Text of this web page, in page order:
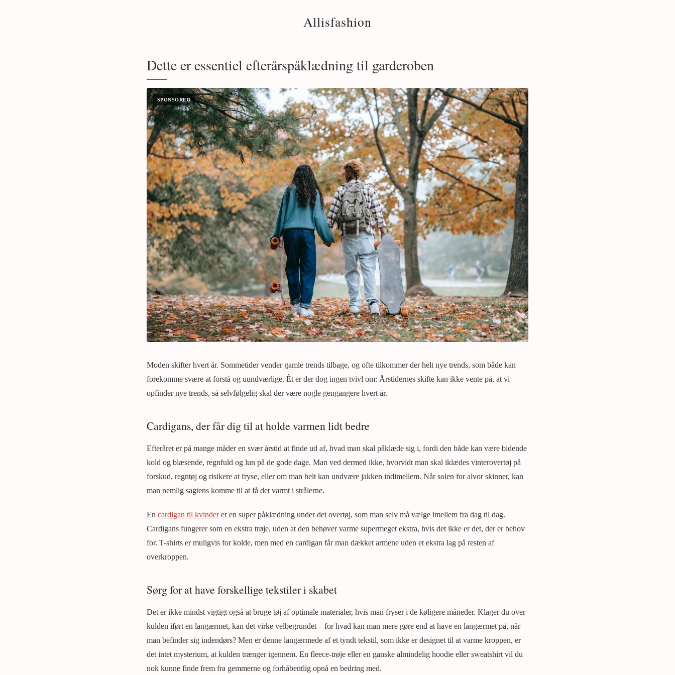
Allisfashion
Dette er essentiel efterårspåklædning til garderoben
Moden skifter hvert år. Sommetider vender gamle trends tilbage, og ofte tilkommer der helt nye trends, som både kan
forekomme svære at forstå og uundværlige. Èt er der dog ingen tvivl om: Årstidernes skifte kan ikke vente på, at vi
opfinder nye trends, så selvfølgelig skal der være nogle gengangere hvert år.
Cardigans, der får dig til at holde varmen lidt bedre
Efteråret er på mange måder en svær årstid at finde ud af, hvad man skal påklæde sig i, fordi den både kan være bidende
kold og blæsende, regnfuld og lun på de gode dage. Man ved dermed ikke, hvorvidt man skal iklædes vinterovertøj på
forskud, regntøj og risikere at fryse, eller om man helt kan undvære jakken indimellem. Når solen for alvor skinner, kan
man nemlig sagtens komme til at få det varmt i strålerne.
En cardigan til kvinderer en super påklædning under det overtøj, som man selv må vælge imellem fra dag til dag.
Cardigans fungerer som en ekstra trøje, uden at den behøver varme supermeget ekstra, hvis det ikke er det, der er behov
for. T-shirts er muligvis for kolde, men med en cardigan får man dækket armene uden et ekstra lag på resten af
overkroppen.
Sørg for at have forskellige tekstiler i skabet
Det er ikke mindst vigtigt også at bruge tøj af optimale materialer, hvis man fryser i de køligere måneder. Klager du over
kulden iført en langærmet, kan det virke velbegrundet – for hvad kan man mere gøre end at have en langærmet på, når
man befinder sig indendørs? Men er denne langærmede af et tyndt tekstil, som ikke er designet til at varme kroppen, er
det intet mysterium, at kulden trænger igennem. En fleece-trøje eller en ganske almindelig hoodie eller sweatshirt vil du
nok kunne finde frem fra gemmerne og forhåbentlig opnå en bedring med.